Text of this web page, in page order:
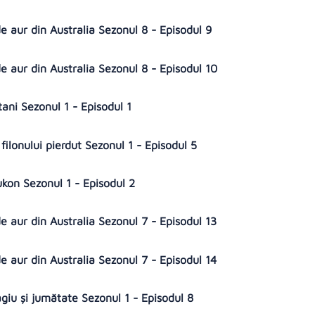
aur din Australia Sezonul 8 - Episodul 9
aur din Australia Sezonul 8 - Episodul 10
Sezonul 1 - Episodul 1
pierdut Sezonul 1 - Episodul 5
Sezonul 1 - Episodul 2
aur din Australia Sezonul 7 - Episodul 13
aur din Australia Sezonul 7 - Episodul 14
și jumătate Sezonul 1 - Episodul 8